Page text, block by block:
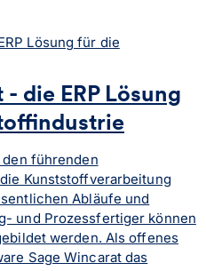
die ERP Lösung
den führenden
Kunststoffverarbeitung
Abläufe und
und Prozessfertiger können
werden. Als offenes
Sage Wincarat das